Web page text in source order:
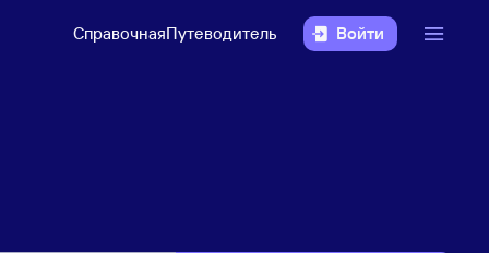
СправочнаяПутеводитель Войти